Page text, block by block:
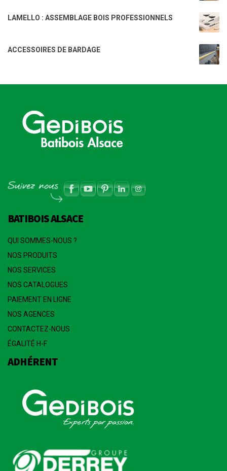
LAMELLO : ASSEMBLAGE BOIS PROFESSIONNELS
ACCESSOIRES DE BARDAGE
BATIBOIS ALSACE
QUI SOMMES-NOUS ?
NOS PRODUITS
NOS SERVICES
NOS CATALOGUES
PAIEMENT EN LIGNE
NOS AGENCES
CONTACTEZ-NOUS
ÉGALITÉ H-F
ADHÉRENT